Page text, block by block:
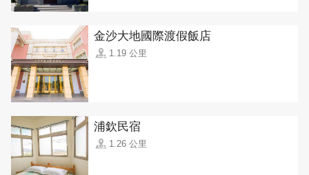
金沙大地國際渡假飯店
1.19 公里
浦欽民宿
1.26 公里